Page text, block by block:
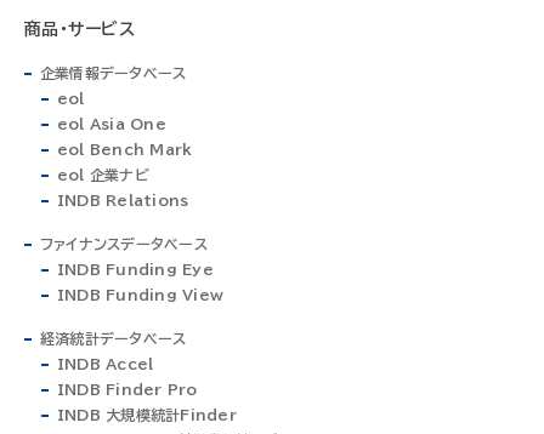
商品・サービス
企業情報データベース
eol
eol Asia One
eol Bench Mark
eol 企業ナビ
INDB Relations
ファイナンスデータベース
INDB Funding Eye
INDB Funding View
経済統計データベース
INDB Accel
INDB Finder Pro
INDB 大規模統計Finder